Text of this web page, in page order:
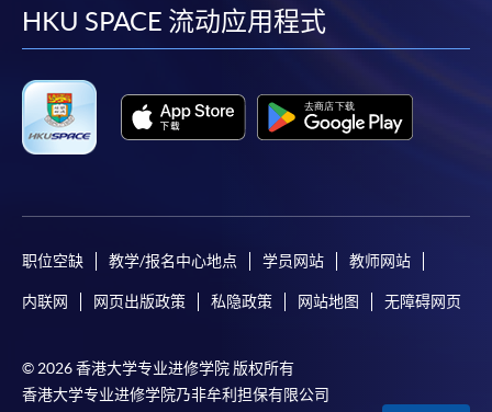
facebook
youtube
linkedin
HKU SPACE 流动应用程式
职位空缺 教学/报名中心地点 学员网站 教师网站
内联网 网页出版政策 私隐政策 网站地图 无障碍网页
© 2026 香港大学专业进修学院 版权所有
香港大学专业进修学院乃非牟利担保有限公司